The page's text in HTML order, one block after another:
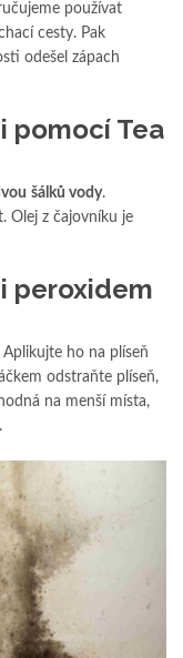
používat
cesty. Pak
odešel zápach
pomocí Tea
šálků vody.
Olej z čajovníku je
peroxidem
Aplikujte ho na plíseň
odstraňte plíseň,
na menší místa,